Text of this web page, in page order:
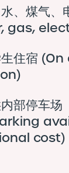
、煤气
gas,
生住宿
部停车场
cost)